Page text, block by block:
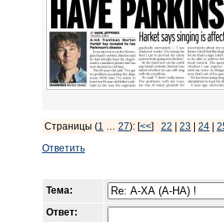
Страницы (1 … 27): [<<] 22 23 24
Ответить
Тема:
Ответ: